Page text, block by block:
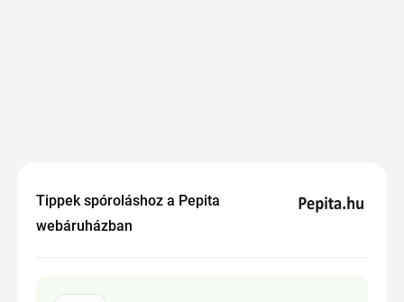
Tippek spóroláshoz a Pepita
webáruházban